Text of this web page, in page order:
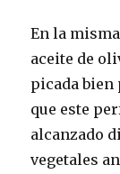
En la
aceite de
picada bien
que este
alcanzado
vegetales